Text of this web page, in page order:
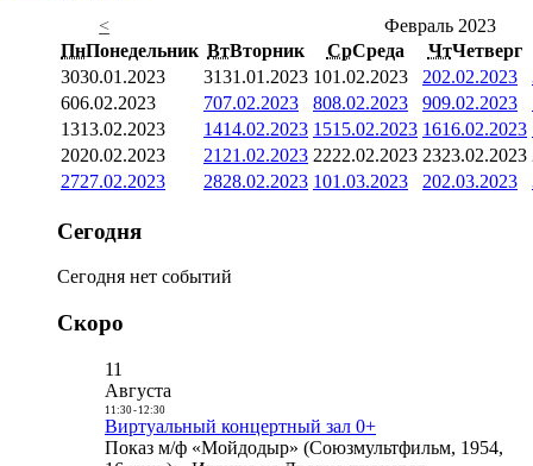
<
Февраль 2023
ПнПонедельник ВтВторник СрСреда ЧтЧетверг
3030.01.2023 3131.01.2023 101.02.2023 202.02.2023
606.02.2023 707.02.2023 808.02.2023 909.02.2023
1313.02.2023 1414.02.2023 1515.02.2023 1616.02.2023
2020.02.2023 21 21.02.2023 2222.02.2023 2323.02.2023
2727.02.2023 2828.02.2023 101.03.2023 202.03.2023
Сегодня
Сегодня нет событий
Скоро
11
Августа
11:30- 12:30
Виртуальный концертный зал 0+
Показ м/ф «Мойдодыр» (Союзмультфильм, 1954,